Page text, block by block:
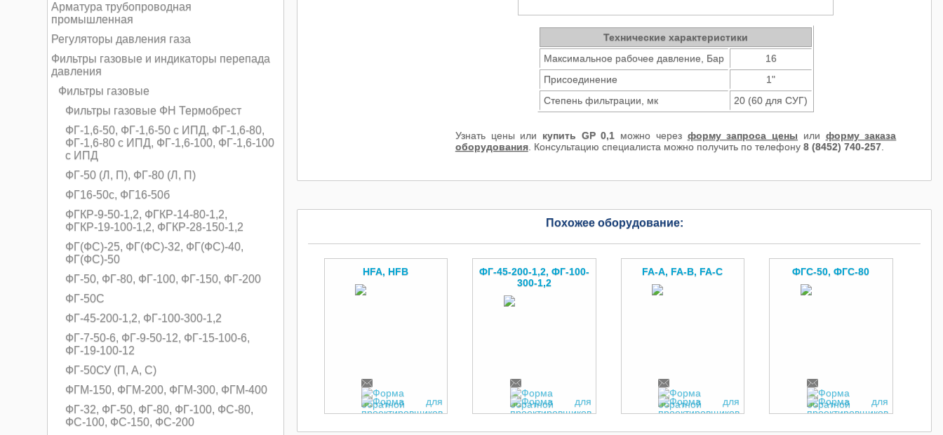
Арматура трубопроводная
промышленная
Регуляторы давления газа
Фильтры газовые и индикаторы перепада
давления
Фильтры газовые
Фильтры газовые ФН Термобрест
ФГ-1,6-50, ФГ-1,6-50 с ИПД, ФГ-1,6-80,
ФГ-1,6-80 с ИПД, ФГ-1,6-100, ФГ-1,6-100
с ИПД
ФГ-50 (Л, П), ФГ-80 (Л, П)
ФГ16-50с, ФГ16-50б
ФГКР-9-50-1,2, ФГКР-14-80-1,2,
ФГКР-19-100-1,2, ФГКР-28-150-1,2
ФГ(ФС)-25, ФГ(ФС)-32, ФГ(ФС)-40,
ФГ(ФС)-50
ФГ-50, ФГ-80, ФГ-100, ФГ-150, ФГ-200
ФГ-50С
ФГ-45-200-1,2, ФГ-100-300-1,2
ФГ-7-50-6, ФГ-9-50-12, ФГ-15-100-6,
ФГ-19-100-12
ФГ-50СУ (П, А, С)
ФГМ-150, ФГМ-200, ФГМ-300, ФГМ-400
ФГ-32, ФГ-50, ФГ-80, ФГ-100, ФС-80,
ФС-100, ФС-150, ФС-200
Технические характеристики
Максимальное рабочее давление, Бар
16
Присоединение
1"
Степень фильтрации, мк
20 (60 для СУГ)
Узнать цены или купить GP 0,1 можно через форму запроса цены или форму заказа
оборудования. Консультацию специалиста можно получить по телефону 8 (8452) 740-257.
Похожее оборудование:
HFA, HFB
ФГ-45-200-1,2, ФГ-100-
300-1,2
FA-A, FA-B, FA-C ФГС-50, ФГС-80